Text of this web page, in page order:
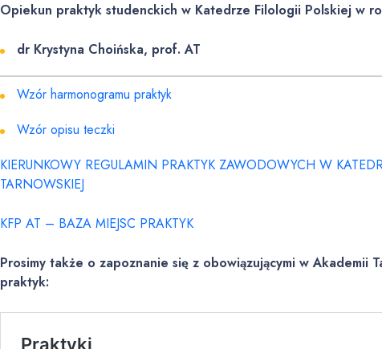
Opiekun praktyk studenckich w Katedrze Filologii Polskiej w
dr Krystyna Choińska, prof. AT
Wzór harmonogramu praktyk
Wzór opisu teczki
KIERUNKOWY REGULAMIN PRAKTYK ZAWODOWYCH W
TARNOWSKIEJ
KFP AT – BAZA MIEJSC PRAKTYK
Prosimy także o zapoznanie się z obowiązującymi w Akademii
praktyk: